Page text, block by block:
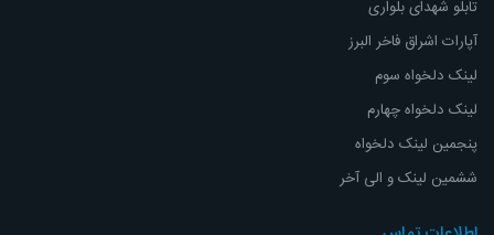
تابلو شهدای بلواری
آپارات اشراق فاخر البرز
لینک دلخواه سوم
لینک دلخواه چهارم
پنجمین لینک دلخواه
ششمین لینک و الی آخر